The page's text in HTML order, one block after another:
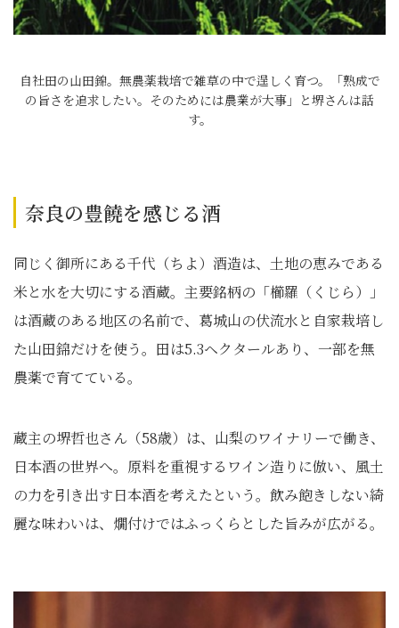
自社田の山田錦。無農薬栽培で雑草の中で逞しく育つ。「熟成で
の旨さを追求したい。そのためには農業が大事」と堺さんは話
す。
奈良の豊饒を感じる酒
同じく御所にある千代（ちよ）酒造は、土地の恵みである
米と水を大切にする酒蔵。主要銘柄の「櫛羅（くじら）」
は酒蔵のある地区の名前で、葛城山の伏流水と自家栽培し
た山田錦だけを使う。田は5.3ヘクタールあり、一部を無
農薬で育てている。
蔵主の堺哲也さん（58歳）は、山梨のワイナリーで働き、
日本酒の世界へ。原料を重視するワイン造りに倣い、風土
の力を引き出す日本酒を考えたという。飲み飽きしない綺
麗な味わいは、燗付けではふっくらとした旨みが広がる。